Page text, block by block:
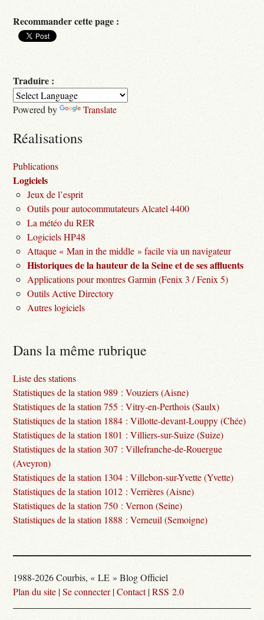
Recommander cette page :
Traduire :
Powered by Translate
Réalisations
Publications
Logiciels
Jeux de l’esprit
Outils pour autocommutateurs Alcatel 4400
La météo du RER
Logiciels HP48
Attaque « Man in the middle » facile via un navigateur
Historiques de la hauteur de la Seine et de ses affluents
Applications pour montres Garmin (Fenix 3 / Fenix 5)
Outils Active Directory
Autres logiciels
Dans la même rubrique
Liste des stations
Statistiques de la station 989 : Vouziers (Aisne)
Statistiques de la station 755 : Vitry-en-Perthois (Saulx)
Statistiques de la station 1884 : Villotte-devant-Louppy (Chée)
Statistiques de la station 1801 : Villiers-sur-Suize (Suize)
Statistiques de la station 307 : Villefranche-de-Rouergue
(Aveyron)
Statistiques de la station 1304 : Villebon-sur-Yvette (Yvette)
Statistiques de la station 1012 : Verrières (Aisne)
Statistiques de la station 750 : Vernon (Seine)
Statistiques de la station 1888 : Verneuil (Semoigne)
1988-2026 Courbis, « LE » Blog Officiel
Plan du site |Se connecter|Contact|RSS 2.0